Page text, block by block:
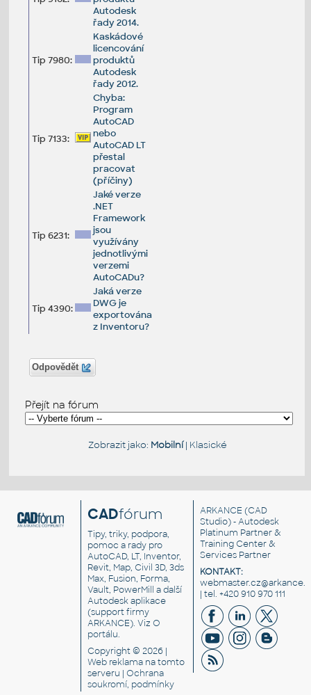
Autodesk
řady 2014.
Tip 7980:
Kaskádové
licencování
produktů
Autodesk
řady 2012.
Tip 7133:
Chyba:
Program
AutoCAD
nebo
AutoCAD LT
přestal
pracovat
(příčiny)
Tip 6231:
Jaké verze
.NET
Framework
jsou
využívány
jednotlivými
verzemi
AutoCADu?
Tip 4390:
Jaká verze
DWG je
exportována
z Inventoru?
Odpovědět
Přejít na fórum
Zobrazit jako: Mobilní| Klasické
CADfórum
Tipy, triky, podpora,
pomoc a rady pro
AutoCAD, LT, Inventor,
Revit, Map, Civil 3D, 3ds
Max, Fusion, Forma,
Vault, PowerMill a další
Autodesk aplikace
(support firmy
ARKANCE). VizO
portálu.
Copyright © 2026 |
Web reklama na tomto
serveru |Ochrana
soukromí, podmínky
ARKANCE (CAD
Studio) - Autodesk
Platinum Partner &
Training Center &
Services Partner
KONTAKT:
| tel. +420 910 970 111